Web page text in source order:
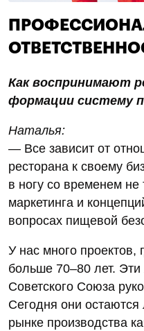
Как воспринимают
формации систему
Наталья:
— Все зависит от
ресторана к своему
в ногу со временем не
маркетинга и
вопросах пищевой
У нас много проектов,
больше 70–80 лет.
Советского Союза
Сегодня они
рынке производства